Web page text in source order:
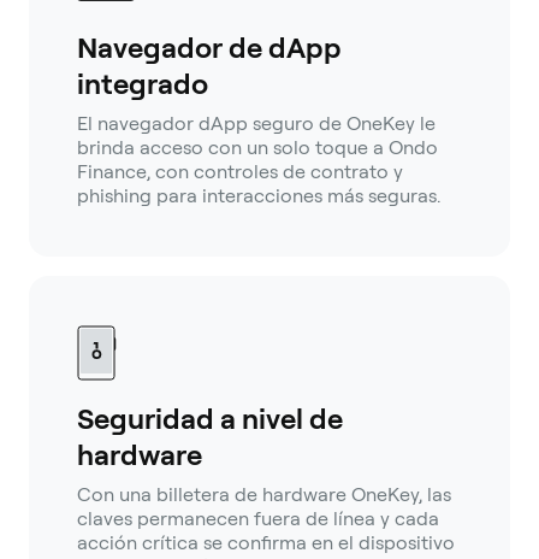
Navegador de dApp
integrado
El navegador dApp seguro de OneKey le
brinda acceso con un solo toque a Ondo
Finance, con controles de contrato y
phishing para interacciones más seguras.
Seguridad a nivel de
hardware
Con una billetera de hardware OneKey, las
claves permanecen fuera de línea y cada
acción crítica se confirma en el dispositivo